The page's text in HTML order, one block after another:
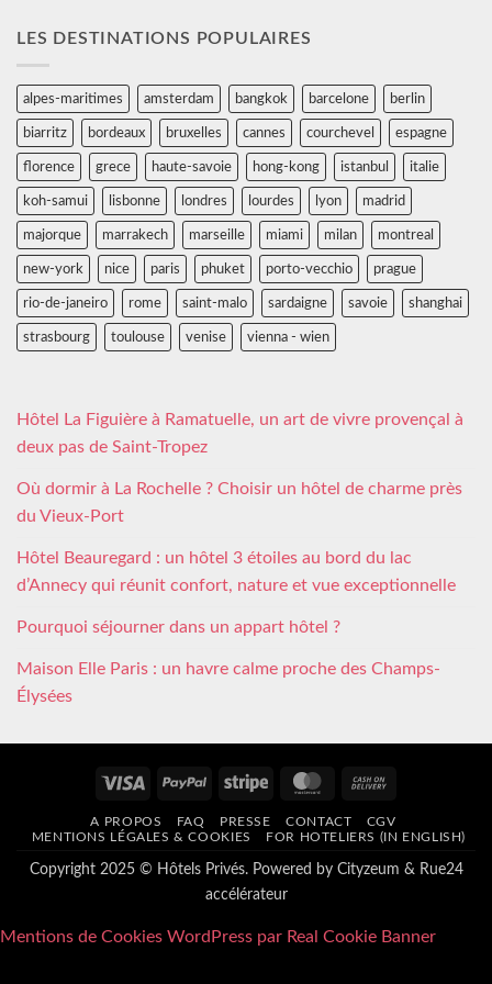
LES DESTINATIONS POPULAIRES
alpes-maritimes amsterdam bangkok barcelone berlin
biarritz bordeaux bruxelles cannes courchevel espagne
florence grece haute-savoie hong-kong istanbul italie
koh-samui lisbonne londres lourdes lyon madrid
majorque marrakech marseille miami milan montreal
new-york nice paris phuket porto-vecchio prague
rio-de-janeiro rome saint-malo sardaigne savoie shanghai
strasbourg toulouse venise vienna - wien
Hôtel La Figuière à Ramatuelle, un art de vivre provençal à
deux pas de Saint-Tropez
Où dormir à La Rochelle ? Choisir un hôtel de charme près
du Vieux-Port
Hôtel Beauregard : un hôtel 3 étoiles au bord du lac
d’Annecy qui réunit confort, nature et vue exceptionnelle
Pourquoi séjourner dans un appart hôtel ?
Maison Elle Paris : un havre calme proche des Champs-
Élysées
Visa PayPal Stripe MasterCard
Delivery
A PROPOS FAQ PRESSE CONTACT
CGV
MENTIONS LÉGALES & COOKIES
FOR HOTELIERS (IN ENGLISH)
Copyright 2025 © Hôtels Privés. Powered by Cityzeum & Rue24
accélérateur
Mentions de Cookies WordPress par Real Cookie Banner